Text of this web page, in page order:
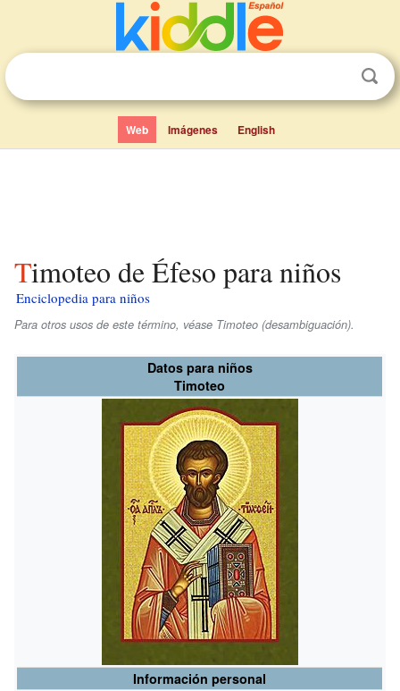
Web Imágenes English
Timoteo de Éfeso para niños
Enciclopedia para niños
Para otros usos de este término, véase Timoteo (desambiguación).
Datos para niños
Timoteo
Información personal